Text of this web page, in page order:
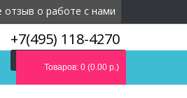
отзыв о работе с нами
+7(495) 118-4270
Товаров: 0 (0.00 р.)